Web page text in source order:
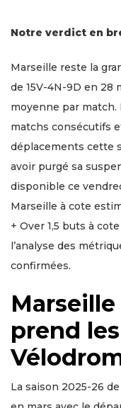
Notre verdict en
Marseille reste la
de 15V-4N-9D en 28
moyenne par match.
matchs consécutifs
déplacements cette
avoir purgé sa
disponible ce
Marseille à cote
+ Over 1,5 buts à
l’analyse des
confirmées.
prend
La saison 2025-26